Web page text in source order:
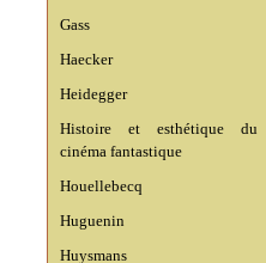
Gass
Haecker
Heidegger
Histoire et esthétique du
cinéma fantastique
Houellebecq
Huguenin
Huysmans